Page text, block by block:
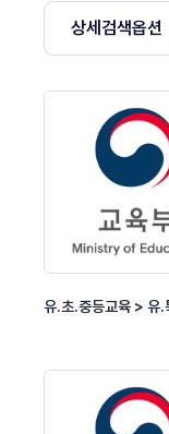
상세검색옵션
유.초.중등교육 > 유.